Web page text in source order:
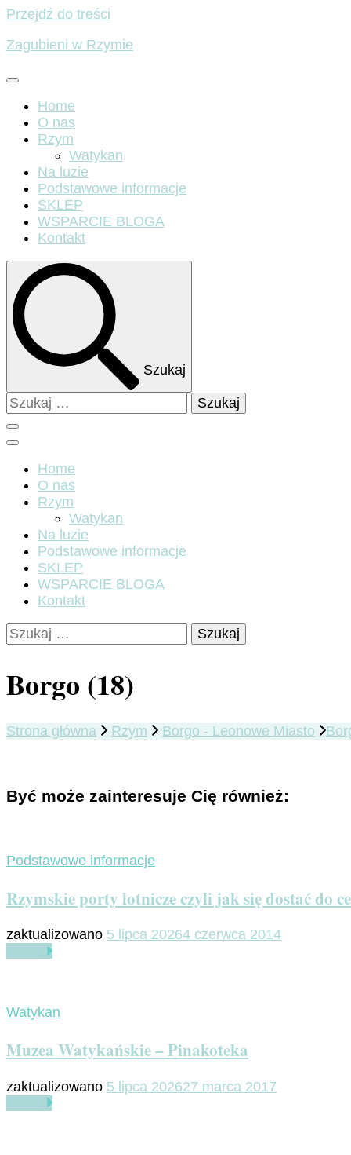
Przejdź do treści
Zagubieni w Rzymie
Home
O nas
Rzym
Watykan
Na luzie
Podstawowe informacje
SKLEP
WSPARCIE BLOGA
Kontakt
Szukaj
Szukaj:
Home
O nas
Rzym
Watykan
Na luzie
Podstawowe informacje
SKLEP
WSPARCIE BLOGA
Kontakt
Szukaj:
Borgo (18)
Strona główna Rzym Borgo - Leonowe Miasto
Być może zainteresuje Cię również:
Podstawowe informacje
Rzymskie porty lotnicze czyli jak się dostać do
zaktualizowano 5 lipca 20264 czerwca 2014
Watykan
Muzea Watykańskie – Pinakoteka
zaktualizowano 5 lipca 202627 marca 2017